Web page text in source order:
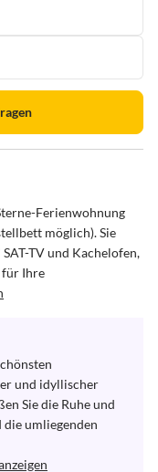
Ferienwohnung
möglich). Sie
TV und Kachelofen,
für Ihre
und idyllischer
Sie die Ruhe und
umliegenden